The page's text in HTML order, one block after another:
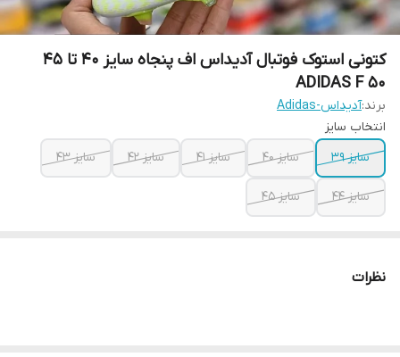
کتونی استوک فوتبال آدیداس اف پنجاه سایز 40 تا 45
ADIDAS F 50
برند:آدیداس-Adidas
انتخاب سایز
سایز ۳۹
سایز ۴۰ سایز ۴۱ سایز ۴۲ سایز ۴۳
سایز ۴۴ سایز ۴۵
نظرات